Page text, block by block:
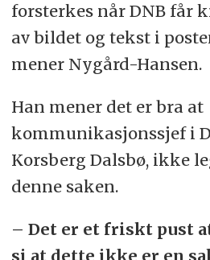
forsterkes når DNB får
av bildet og tekst i
mener Nygård-Hansen.
Han mener det er bra at
kommunikasjonssjef i
Korsberg Dalsbø, ikke
denne saken.
– Det er et friskt pust
si at dette ikke er en